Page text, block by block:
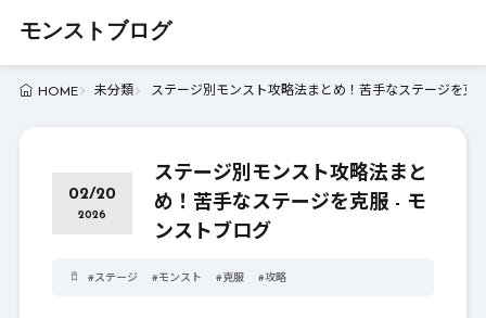
モンストブログ
HOME 未分類 ステージ別モンスト攻略法まとめ！苦手なステージを克
02/20
2026
ステージ別モンスト攻略法まと
め！苦手なステージを克服 - モ
ンストブログ
#ステージ #モンスト #克服 #攻略